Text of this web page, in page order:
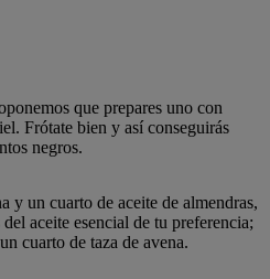
que prepares uno con
Frótate bien y así conseguirás
negros.
y un cuarto de aceite de almendras,
aceite esencial de tu preferencia;
cuarto de taza de avena.